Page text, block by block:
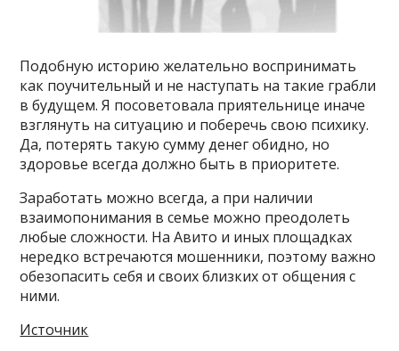
Подобную историю желательно воспринимать
как поучительный и не наступать на такие грабли
в будущем. Я посоветовала приятельнице иначе
взглянуть на ситуацию и поберечь свою психику.
Да, потерять такую сумму денег обидно, но
здоровье всегда должно быть в приоритете.
Заработать можно всегда, а при наличии
взаимопонимания в семье можно преодолеть
любые сложности. На Авито и иных площадках
нередко встречаются мошенники, поэтому важно
обезопасить себя и своих близких от общения с
ними.
Источник